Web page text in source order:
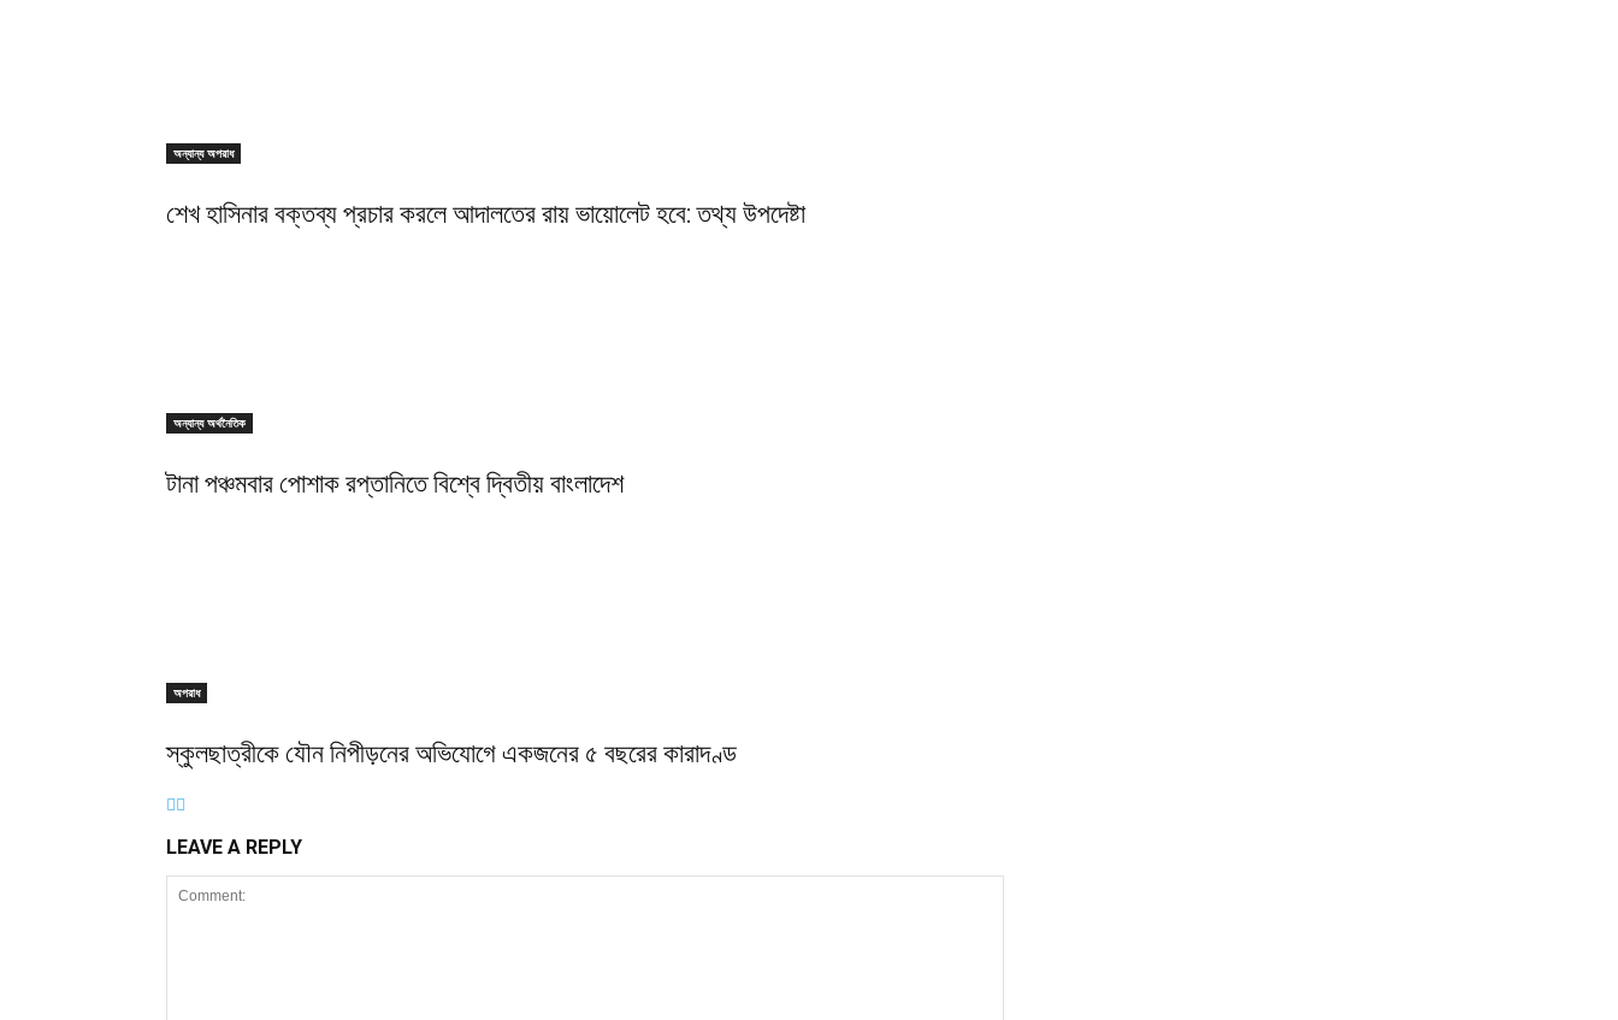
অন্যান্য অপরাধ
শেখ হাসিনার বক্তব্য প্রচার করলে আদালতের রায় ভায়োলেট হবে: তথ্য উপদেষ্টা
অন্যান্য অর্থনৈতিক
টানা পঞ্চমবার পোশাক রপ্তানিতে বিশ্বে দ্বিতীয় বাংলাদেশ
অপরাধ
স্কুলছাত্রীকে যৌন নিপীড়নের অভিযোগে একজনের ৫ বছরের কারাদণ্ড
LEAVE A REPLY